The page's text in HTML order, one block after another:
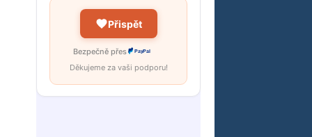
Přispět
Bezpečně přes PayPal
Děkujeme za vaši podporu!